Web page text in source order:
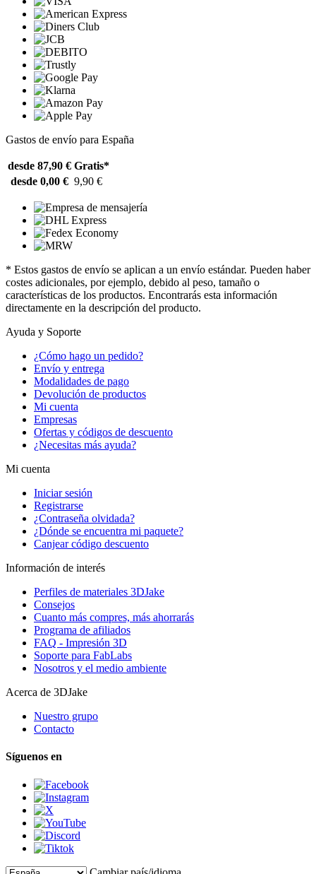
Gastos de envío para España
desde 87,90 € Gratis*
desde 0,00 € 9,90 €
* Estos gastos de envío se aplican a un envío estándar. Pueden haber
costes adicionales, por ejemplo, debido al peso, tamaño o
características de los productos. Encontrarás esta información
directamente en la descripción del producto.
Ayuda y Soporte
¿Cómo hago un pedido?
Envío y entrega
Modalidades de pago
Devolución de productos
Mi cuenta
Empresas
Ofertas y códigos de descuento
¿Necesitas más ayuda?
Mi cuenta
Iniciar sesión
Registrarse
¿Contraseña olvidada?
¿Dónde se encuentra mi paquete?
Canjear código descuento
Información de interés
Perfiles de materiales 3DJake
Consejos
Cuanto más compres, más ahorrarás
Programa de afiliados
FAQ - Impresión 3D
Soporte para FabLabs
Nosotros y el medio ambiente
Acerca de 3DJake
Nuestro grupo
Contacto
Síguenos en